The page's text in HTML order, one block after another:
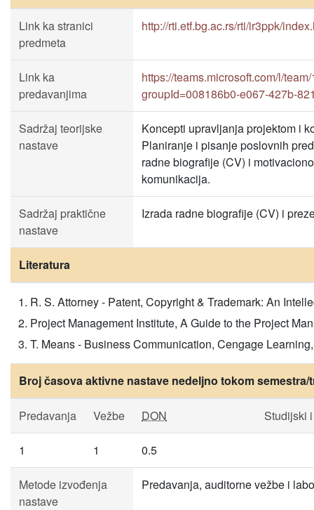
Link ka stranici
predmeta
http://rti.etf.bg.ac.rs/rti/ir3ppk/
Link ka
predavanjima
https://teams.microsoft.com/l/
groupId=008186b0-e067-427b-
Sadržaj teorijske
nastave
Koncepti upravljanja projektom i
Planiranje i pisanje poslovnih
radne biografije (CV) i
komunikacija.
Sadržaj praktične
nastave
Izrada radne biografije (CV) i
Literatura
R. S. Attorney - Patent, Copyright & Trademark: An
Project Management Institute, A Guide to the Project
T. Means - Business Communication, Cengage
Broj časova aktivne nastave nedeljno tokom
Predavanja Vežbe DON Studijski
1 1 0.5
Metode izvođenja
nastave
Predavanja, auditorne vežbe i